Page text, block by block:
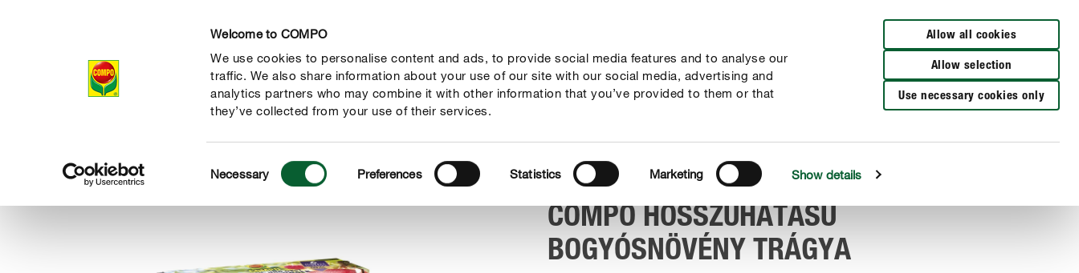
Welcome to COMPO
We use cookies to personalise content and ads, to provide social media features and to analyse our
traffic. We also share information about your use of our site with our social media, advertising and
analytics partners who may combine it with other information that you’ve provided to them or that
they’ve collected from your use of their services.
Selection
Necessary Preferences Statistics Marketing Show details
Allow all cookies
Allow selection
Use necessary cookies only
Termékek Megoldások Fókuszban Rólunk
COMPOTermékek Trágyázás és növényápolás Fűszerek,gyümölcsök és zöldségek COMPO HOSSZÚHATÁSÚ BOGYÓSNÖVÉNY TRÁGYA
COMPO HOSSZÚHATÁSÚ
BOGYÓSNÖVÉNY TRÁGYA